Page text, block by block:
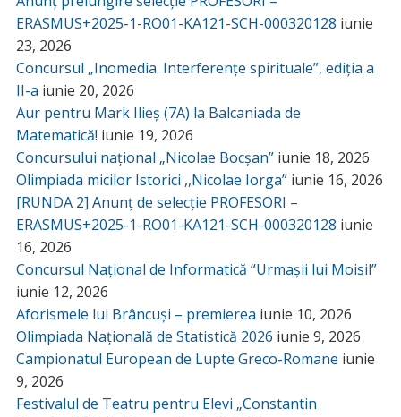
ERASMUS+2025-1-RO01-KA121-SCH-000320128 iunie
23, 2026
Concursul „Inomedia. Interferențe spirituale”, ediția a
II-a iunie 20, 2026
Aur pentru Mark Ilieș (7A) la Balcaniada de
Matematică! iunie 19, 2026
Concursului național „Nicolae Bocșan” iunie 18, 2026
Olimpiada micilor Istorici ,,Nicolae Iorga” iunie 16, 2026
[RUNDA 2] Anunț de selecție PROFESORI –
ERASMUS+2025-1-RO01-KA121-SCH-000320128 iunie
16, 2026
Concursul Național de Informatică “Urmașii lui Moisil”
iunie 12, 2026
Aforismele lui Brâncuși – premierea iunie 10, 2026
Olimpiada Națională de Statistică 2026 iunie 9, 2026
Campionatul European de Lupte Greco-Romane iunie
9, 2026
Festivalul de Teatru pentru Elevi „Constantin